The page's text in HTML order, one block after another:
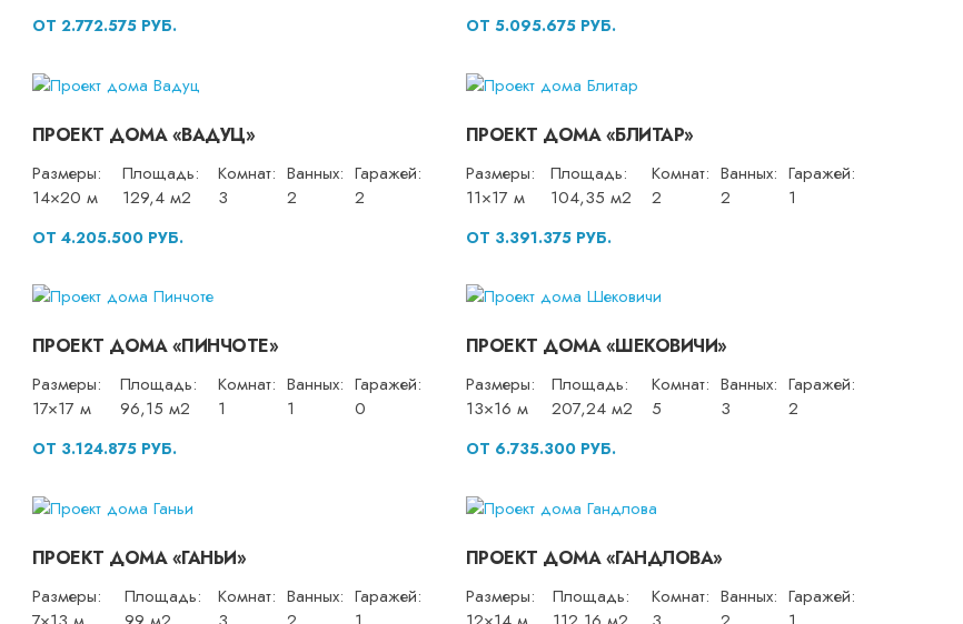
ОТ 2.772.575 РУБ. ОТ 5.095.675 РУБ.
ПРОЕКТ ДОМА «ВАДУЦ»
Размеры:
14×20 м
Площадь:
129,4 м2
Комнат:
3
Ванных:
2
Гаражей:
2
ОТ 4.205.500 РУБ.
ПРОЕКТ ДОМА «БЛИТАР»
Размеры:
11×17 м
Площадь:
104,35 м2
Комнат:
2
Ванных:
2
Гаражей:
1
ОТ 3.391.375 РУБ.
ПРОЕКТ ДОМА «ПИНЧОТЕ»
Размеры:
17×17 м
Площадь:
96,15 м2
Комнат:
1
Ванных:
1
Гаражей:
0
ОТ 3.124.875 РУБ.
ПРОЕКТ ДОМА «ШЕКОВИЧИ»
Размеры:
13×16 м
Площадь:
207,24 м2
Комнат:
5
Ванных:
3
Гаражей:
2
ОТ 6.735.300 РУБ.
ПРОЕКТ ДОМА «ГАНЬИ»
Размеры:
Площадь:
Комнат: Ванных: Гаражей:
ПРОЕКТ ДОМА «ГАНДЛОВА»
Размеры:
Площадь:
Комнат: Ванных: Гаражей: